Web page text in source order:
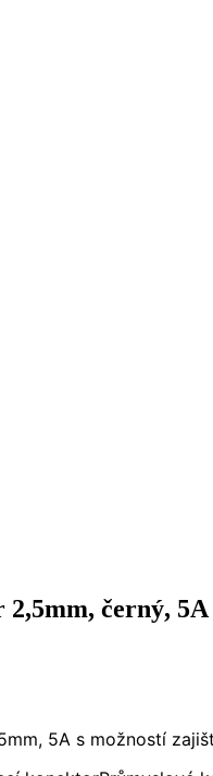
černý, 5A
5A s možností